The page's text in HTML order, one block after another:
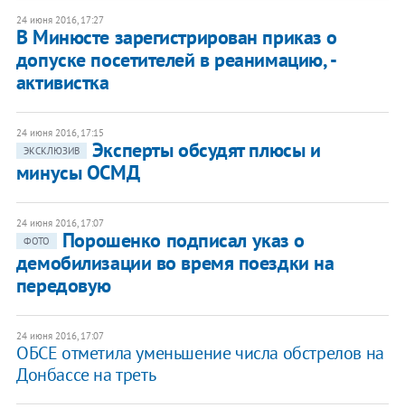
24 июня 2016, 17:27
В Минюсте зарегистрирован приказ о
допуске посетителей в реанимацию, -
активистка
24 июня 2016, 17:15
ЭКСКЛЮЗИВ
Эксперты обсудят плюсы и
минусы ОСМД
24 июня 2016, 17:07
ФОТО
​Порошенко подписал указ о
демобилизации во время поездки на
передовую
24 июня 2016, 17:07
ОБСЕ отметила уменьшение числа обстрелов на
Донбассе на треть